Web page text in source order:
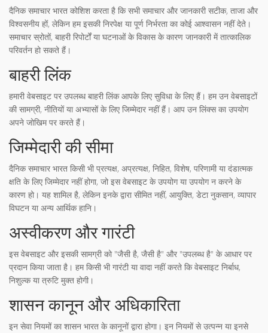
दैनिक समाचार भारत कोशिश करता है कि सभी समाचार और जानकारी सटीक, ताजा और
विश्वसनीय हों, लेकिन हम इसकी निरपेक्ष या पूर्ण निर्भरता का कोई आश्वासन नहीं देते।
समाचार स्रोतों, बाहरी रिपोर्टों या घटनाओं के विकास के कारण जानकारी में तात्कालिक
परिवर्तन हो सकते हैं।
बाहरी लिंक
हमारी वेबसाइट पर उपलब्ध बाहरी लिंक आपके लिए सुविधा के लिए हैं। हम उन वेबसाइटों
की सामग्री, नीतियों या अभ्यासों के लिए जिम्मेदार नहीं हैं। आप उन लिंक्स का उपयोग
अपने जोखिम पर करते हैं।
जिम्मेदारी की सीमा
दैनिक समाचार भारत किसी भी प्रत्यक्ष, अप्रत्यक्ष, निहित, विशेष, परिणामी या दंडात्मक
क्षति के लिए जिम्मेदार नहीं होगा, जो इस वेबसाइट के उपयोग या उपयोग न करने के
कारण हो। यह शामिल है, लेकिन इनके द्वारा सीमित नहीं, आयुक्ति, डेटा नुकसान, व्यापार
विघटन या अन्य आर्थिक हानि।
अस्वीकरण और गारंटी
इस वेबसाइट और इसकी सामग्री को "जैसी है, जैसी है" और "उपलब्ध है" के आधार पर
प्रदान किया जाता है। हम किसी भी गारंटी या वादा नहीं करते कि वेबसाइट निर्बाध,
निशुल्क या त्रुटि मुक्त होगी।
शासन कानून और अधिकारिता
इन सेवा नियमों का शासन भारत के कानूनों द्वारा होगा। इन नियमों से उत्पन्न या इनसे